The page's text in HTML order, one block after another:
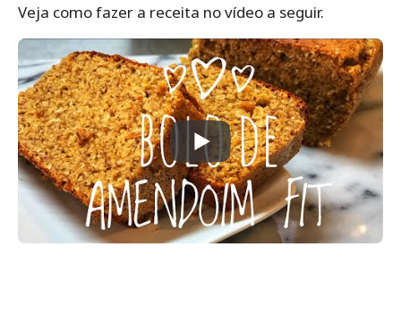
Veja como fazer a receita no vídeo a seguir.